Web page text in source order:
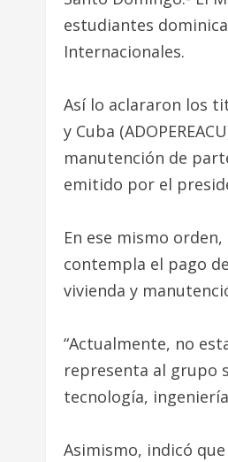
estudiantes
Internacionales.
Así lo aclararon los
y Cuba
manutención de
emitido por el
En ese mismo
contempla el pago
vivienda y
“Actualmente, no
representa al grupo
tecnología,
Asimismo, indicó